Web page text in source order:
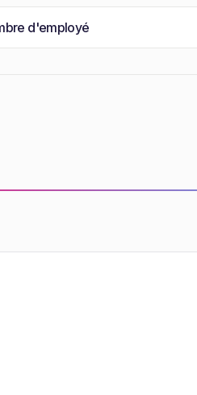
d'employé